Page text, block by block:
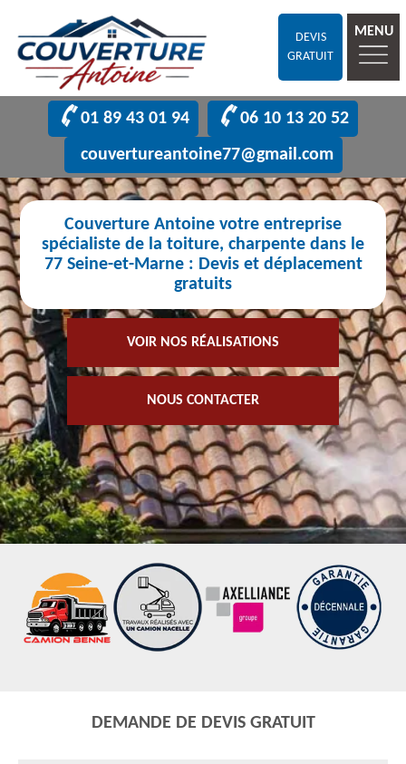
DEVIS
GRATUIT
MENU
01 89 43 01 94
06 10 13 20 52
couvertureantoine77@gmail.com
Couverture Antoine votre entreprise
spécialiste de la toiture, charpente dans le
77 Seine-et-Marne : Devis et déplacement
gratuits
VOIR NOS RÉALISATIONS
NOUS CONTACTER
DEMANDE DE DEVIS GRATUIT